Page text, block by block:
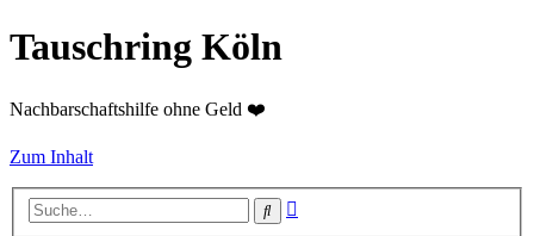
Tauschring Köln
Nachbarschaftshilfe ohne Geld ❤️
Zum Inhalt
Suche